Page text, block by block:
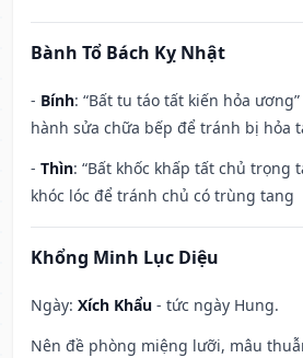
Bành Tổ Bách Kỵ Nhật
- Bính: “Bất tu táo tất kiến hỏa
hành sửa chữa bếp để tránh bị hỏa
- Thìn: “Bất khốc khấp tất chủ trọng
khóc lóc để tránh chủ có trùng tang
Khổng Minh Lục Diệu
Ngày: Xích Khẩu - tức ngày Hung.
Nên đề phòng miệng lưỡi, mâu